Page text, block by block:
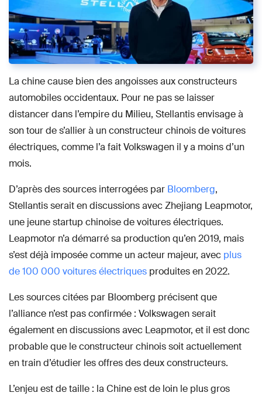
La chine cause bien des angoisses aux constructeurs
automobiles occidentaux. Pour ne pas se laisser
distancer dans l’empire du Milieu, Stellantis envisage à
son tour de s’allier à un constructeur chinois de voitures
électriques, comme l’a fait Volkswagen il y a moins d’un
mois.
D’après des sources interrogées par Bloomberg,
Stellantis serait en discussions avec Zhejiang Leapmotor,
une jeune startup chinoise de voitures électriques.
Leapmotor n’a démarré sa production qu’en 2019, mais
s’est déjà imposée comme un acteur majeur, avec plus
de 100 000 voitures électriques produites en 2022.
Les sources citées par Bloomberg précisent que
l’alliance n’est pas confirmée : Volkswagen serait
également en discussions avec Leapmotor, et il est donc
probable que le constructeur chinois soit actuellement
en train d’étudier les offres des deux constructeurs.
L’enjeu est de taille : la Chine est de loin le plus gros